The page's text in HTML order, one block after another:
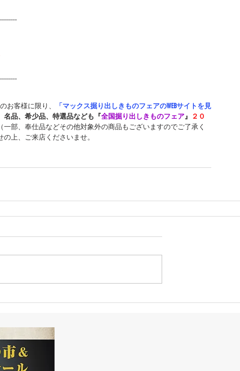
お客様に限り、
「マックス掘り出しきものフェアのWEBサイトを見
名品、希少品、特選品なども『全国掘り出しきものフェア』
２０
一部、奉仕品などその他対象外の商品もございますのでご了承く
上、ご来店くださいませ。